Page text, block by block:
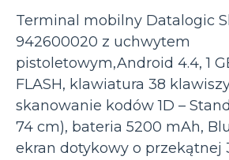
Terminal mobilny Datalogic
942600020 z uchwytem
pistoletowym,Android 4.4, 1
FLASH, klawiatura 38
skanowanie kodów 1D –
74 cm), bateria 5200 mAh,
ekran dotykowy o przekątnej